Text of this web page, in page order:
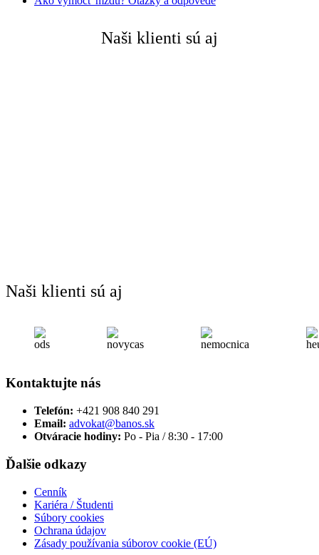
Naši klienti sú aj
Naši klienti sú aj
Kontaktujte nás
Telefón: +421 908 840 291
Email: advokat@banos.sk
Otváracie hodiny: Po - Pia / 8:30 - 17:00
Ďalšie odkazy
Cenník
Kariéra / Študenti
Súbory cookies
Ochrana údajov
Zásady používania súborov cookie (EÚ)